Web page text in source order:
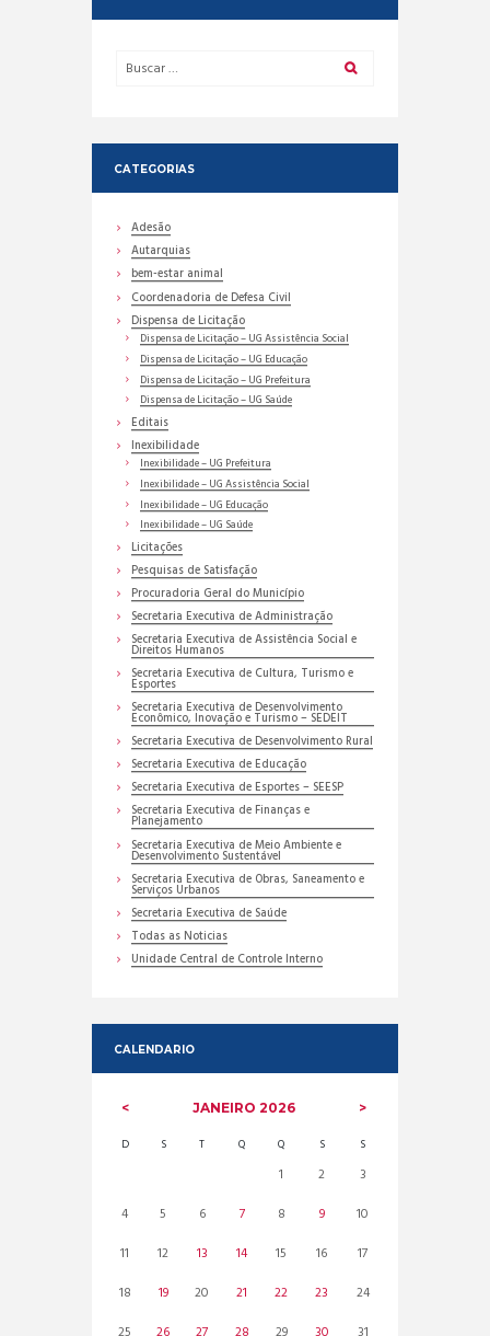
CATEGORIAS
Adesão
Autarquias
bem-estar animal
Coordenadoria de Defesa Civil
Dispensa de Licitação
Dispensa de Licitação – UG Assistência Social
Dispensa de Licitação – UG Educação
Dispensa de Licitação – UG Prefeitura
Dispensa de Licitação – UG Saúde
Editais
Inexibilidade
Inexibilidade – UG Prefeitura
Inexibilidade – UG Assistência Social
Inexibilidade – UG Educação
Inexibilidade – UG Saúde
Licitações
Pesquisas de Satisfação
Procuradoria Geral do Município
Secretaria Executiva de Administração
Secretaria Executiva de Assistência Social e
Direitos Humanos
Secretaria Executiva de Cultura, Turismo e
Esportes
Secretaria Executiva de Desenvolvimento
Econômico, Inovação e Turismo – SEDEIT
Secretaria Executiva de Desenvolvimento Rural
Secretaria Executiva de Educação
Secretaria Executiva de Esportes – SEESP
Secretaria Executiva de Finanças e
Planejamento
Secretaria Executiva de Meio Ambiente e
Desenvolvimento Sustentável
Secretaria Executiva de Obras, Saneamento e
Serviços Urbanos
Secretaria Executiva de Saúde
Todas as Noticias
Unidade Central de Controle Interno
CALENDARIO
JANEIRO 2026
D S T Q Q S S
1 2
3
4
5 6 7 8 9
10
11
12 13 14 15 16
17
18
19 20 21 22 23
24